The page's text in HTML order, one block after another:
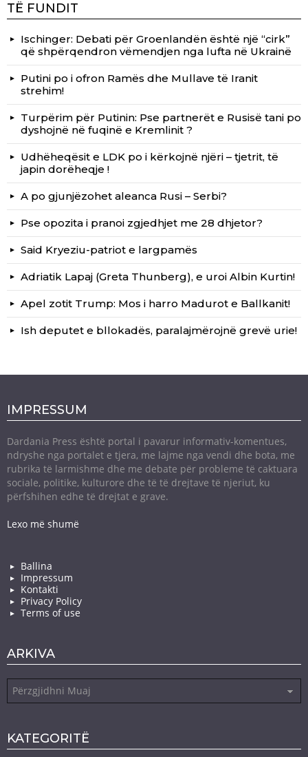
TË FUNDIT
Ischinger: Debati për Groenlandën është një “cirk”
që shpërqendron vëmendjen nga lufta në Ukrainë
Putini po i ofron Ramës dhe Mullave të Iranit
strehim!
Turpërim për Putinin: Pse partnerët e Rusisë tani po
dyshojnë në fuqinë e Kremlinit ?
Udhëheqësit e LDK po i kërkojnë njëri – tjetrit, të
japin dorëheqje !
A po gjunjëzohet aleanca Rusi – Serbi?
Pse opozita i pranoi zgjedhjet me 28 dhjetor?
Said Kryeziu-patriot e largpamës
Adriatik Lapaj (Greta Thunberg), e uroi Albin Kurtin!
Apel zotit Trump: Mos i harro Madurot e Ballkanit!
Ish deputet e bllokadës, paralajmërojnë grevë urie!
IMPRESSUM
Dardania Press është portal i pavarur informativ-komentues,
ndryshe nga portalet e tjera, me lajme nga vendi dhe bota, me
rubrika të larmishme dhe me debate për probleme të caktuara
sociale, politike, kulturore dhe të të drejtave të njeriut, ku
përfshihen edhe të drejtat e grave.
Lexo më shumë
Ballina
Impressum
Kontakti
Privacy Policy
Terms of use
ARKIVA
KATEGORITË